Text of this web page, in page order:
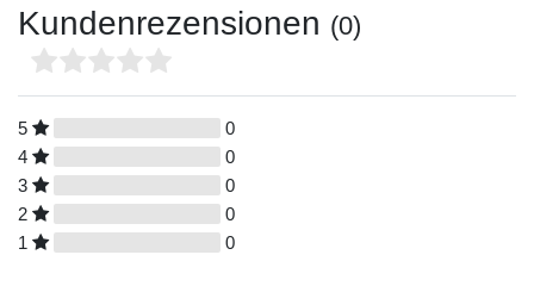
Kundenrezensionen (0)
5
0
4
0
3
0
2
0
1
0